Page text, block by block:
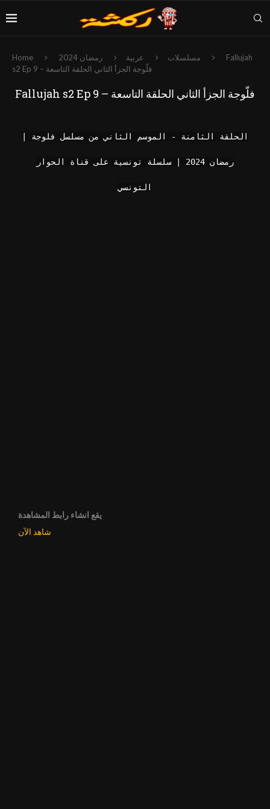
Home مسلسلات عربية رمضان 2024
Fallujah
s2 Ep 9 – فلّوجة الجزأ الثاني الحلقة التاسعة
Fallujah s2 Ep 9 – فلّوجة الجزأ الثاني الحلقة التاسعة
الحلقة الثامنة - الموسم الثاني من مسلسل فلوجة |
رمضان 2024 | سلسلة تونسية على قناة الحوار
التونسي
يقع انشاء رابط المشاهدة
شاهد الآن